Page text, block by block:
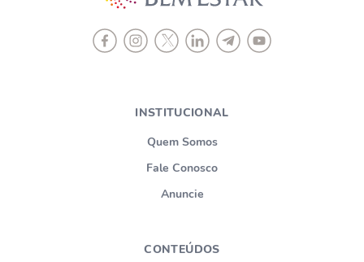
INSTITUCIONAL
Quem Somos
Fale Conosco
Anuncie
CONTEÚDOS